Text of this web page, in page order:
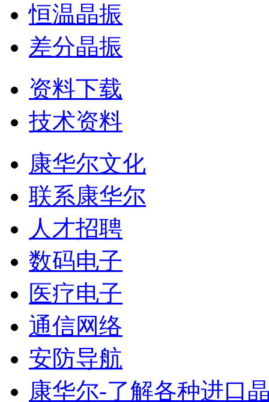
恒温晶振
差分晶振
资料下载
技术资料
康华尔文化
联系康华尔
人才招聘
数码电子
医疗电子
通信网络
安防导航
康华尔-了解各种进口